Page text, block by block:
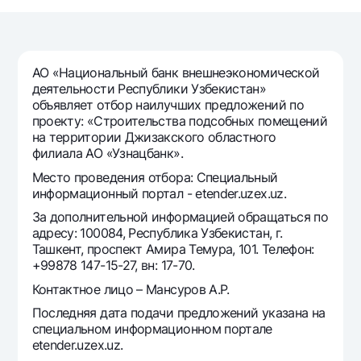
Золотые слитки от НБУ
Серебряный депозит
Visa FIFA
Mastercard
Зарплатные
Garmin pay
Тарифы
Акции
Мобильное приложение Milliy
Часто задаваемые вопросы
Ищите по сайту
Найти
Полезные ссылки
Часто задаваемые вопросы
Пресс-центр
АО «Национальный банк внешнеэкономической
деятельности Республики Узбекистан»
объявляет отбор наилучших предложений по
проекту: «Строительства подсобных помещений
на территории Джизакского областного
филиала АО «Узнацбанк».
Место проведения отбора: Специальный
информационный портал - etender.uzex.uz.
За дополнительной информацией обращаться по
адресу: 100084, Республика Узбекистан, г.
Ташкент, проспект Амира Темура, 101. Телефон:
+99878 147-15-27, вн: 17-70.
Контактное лицо – Мансуров А.Р.
Последняя дата подачи предложений указана на
специальном информационном портале
etender.uzex.uz.